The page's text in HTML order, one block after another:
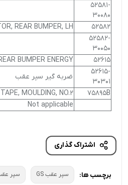
52581-
30080
52582
REAR BUMPER, LH
52582-
30050
52615
BUMPER ENERGY
52615-
30301
ضربه گیر سپر عقب
75895B
TAPE, MOULDING, NO.2
Not applicable
اشتراک گذاری
برچسب ها: سپر عقب GS سپر